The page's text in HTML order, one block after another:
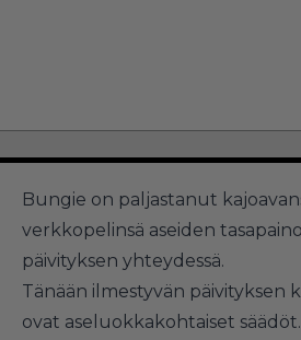
Bungie on paljastanut
verkkopelinsä aseiden
päivityksen yhteydessä.
Tänään ilmestyvän päivityksen
ovat aseluokkakohtaiset säädöt.